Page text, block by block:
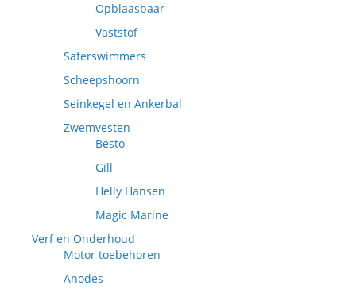
Opblaasbaar
Vaststof
Saferswimmers
Scheepshoorn
Seinkegel en Ankerbal
Zwemvesten
Besto
Gill
Helly Hansen
Magic Marine
Verf en Onderhoud
Motor toebehoren
Anodes